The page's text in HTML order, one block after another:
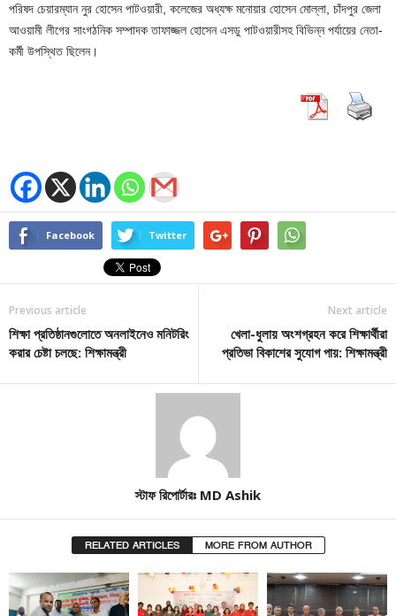
পরিষদ চেয়ারম্যান নুর হোসেন পাটওয়ারী, কলেজের অধ্যক্ষ মনোয়ার হোসেন মোল্লা, চাঁদপুর জেলা
আওয়ামী লীগের সাংগঠনিক সম্পাদক তাফাজ্জল হোসেন এসডু পাটওয়ারীসহ বিভিন্ন পর্যায়ের নেতা-
কর্মী উপস্থিত ছিলেন।
Facebook Twitter
Previous article
শিক্ষা প্রতিষ্ঠানগুলোতে অনলাইনেও মনিটরিং
করার চেষ্টা চলছে: শিক্ষামন্ত্রী
Next article
খেলা-ধুলায় অংশগ্রহন করে শিক্ষার্থীরা
প্রতিভা বিকাশের সুযোগ পায়: শিক্ষামন্ত্রী
স্টাফ রিপোর্টারঃ MD Ashik
RELATED ARTICLES MORE FROM AUTHOR